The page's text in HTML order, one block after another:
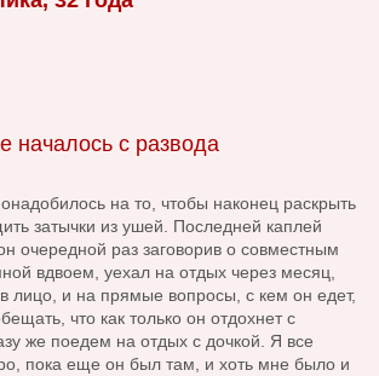
началось с развода
на то, чтобы наконец раскрыть
затычки из ушей. Последней каплей
очередной раз заговорив о совместным
вдвоем, уехал на отдых через месяц,
лицо, и на прямые вопросы, с кем он едет,
что как только он отдохнет с
же поедем на отдых с дочкой. Я все
пока еще он был там, и хоть мне было и